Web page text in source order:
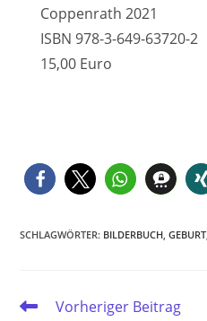
Coppenrath 2021
ISBN 978-3-649-63720-2
15,00 Euro
SCHLAGWÖRTER: BILDERBUCH GEBURT
WeitereVorheriger Beitrag